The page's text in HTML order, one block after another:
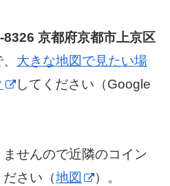
8326 京都府京都市上京区
大きな地図で見たい場
してください（Google
ませんので近隣のコイン
さい（地図 ）。